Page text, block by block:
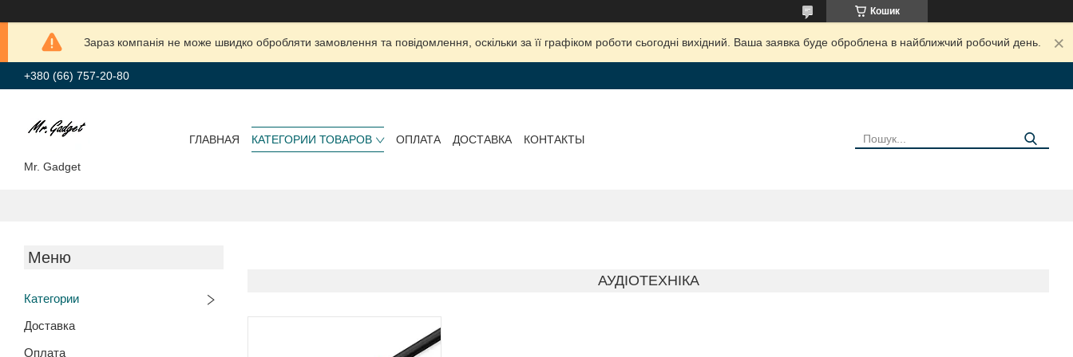
Кошик
Зараз компанія не може швидко обробляти замовлення та повідомлення, оскільки за її графіком роботи сьогодні вихідний. Ваша заявка буде оброблена в найближчий робочий день.
+380 (66) 757-20-80
Mr. Gadget
ГЛАВНАЯ КАТЕГОРИИ ТОВАРОВ ОПЛАТА ДОСТАВКА КОНТАКТЫ
Категории
Доставка
Оплата
АУДІОТЕХНІКА